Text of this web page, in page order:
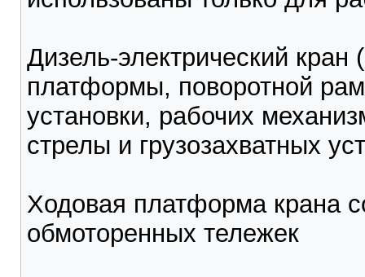
Дизель-электрический кран
платформы, поворотной
установки, рабочих
стрелы и грузозахватных
Ходовая платформа крана
обмоторенных тележек